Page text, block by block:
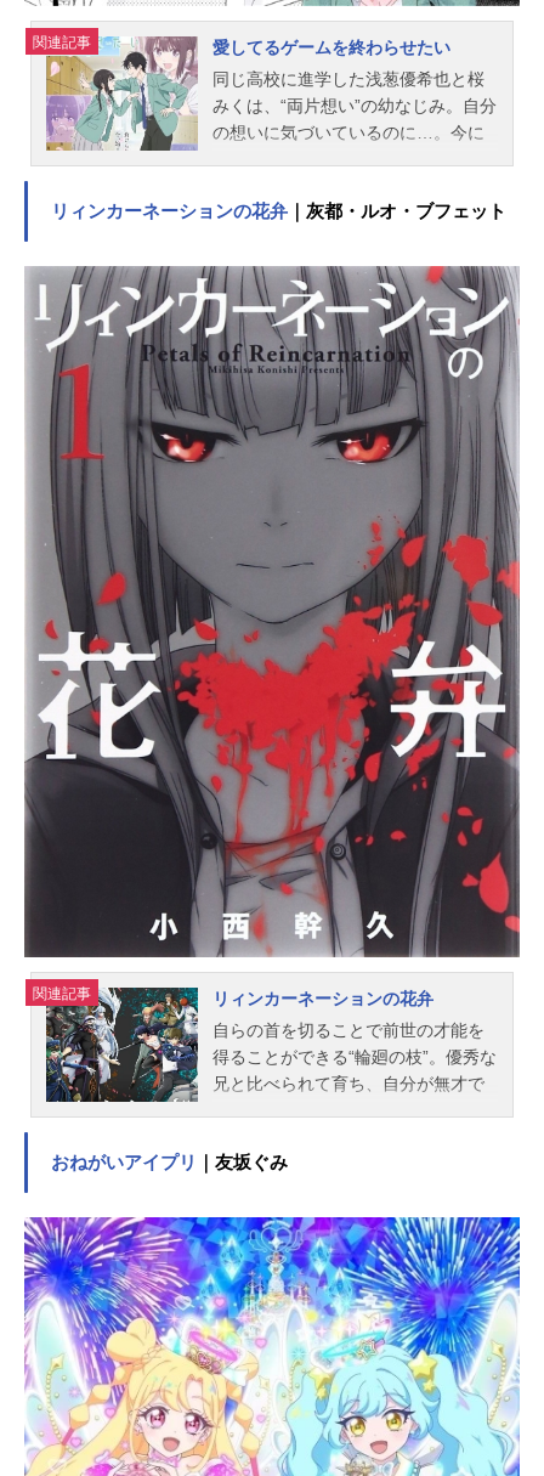
関連記事
愛してるゲームを終わらせたい
同じ高校に進学した浅葱優希也と桜
みくは、“両片想い”の幼なじみ。自分
の想いに気づいているのに…。今に
遠すぎる、優希也とみく。ふたりを
「愛してるゲーム」。交互に「愛し
てる」といって照れたほうが負け。
今でもずっと続ける、意地の張り合
い。愛してるゲームに勝てたら、告
白したい――。愛してるゲームに勝
って、「好き」を認めさせたい―
―。両片想いを卒業するための、あ
りったけの想いを込めた“恋のゲー
ム”がはじまる!!作品名愛してるゲー
ムを終わらせたい放送形態TVアニメ
スケジュール2026年4月14日（火）
～2026年6月30日（火）TOKYOM
X・MBSほか話数全12話キャスト浅
葱優希也：石川界人桜みく：伊藤美
来浅葱若菜：丸岡和佳奈東雲匡琉：
子安武人花葉雛子：小倉唯萌木菜
月：本渡楓千草駆流：福山潤白百合
風音：七瀬彩夏スタッフ原作：堂本
裕貴「愛してるゲームを終わらせた
い」(小学館「サンデーうぇぶり」連
載）監督：谷東シリーズ構成・脚
本：大知慶一郎キャラクターデザイ
ン：福地友樹サブキャラクターデザ
イン：谷川亮介 杉村友和プロップ
デザイン：杉村友和美術監督：西山
正紀色彩設計...
リィンカーネーションの花弁 ｜灰都・ルオ・ブフェット
関連記事
リィンカーネーションの花弁
自らの首を切ることで前世の才能を
得ることができる“輪廻の枝”。優秀な
兄と比べられて育ち、自分が無才で
勉学を最後の砦と決めており、全国
力を持ちながらも満足できずにい
る。そんなある日、クラスメイトで
あり“輪廻の枝”にて前世の才能を得た
「廻り者（まわりもの）」の灰都=ル
オ=ブフェットがシリアルキラーと戦
う場面に遭遇してしまう。作品名リ
ィンカーネーションの花弁放送形態T
Vアニメスケジュール2026年4月2日
（木）～2026年6月25日（木）TOKY
OMX・BS日テレほか話数全13話キャ
おねがいアイプリ ｜友坂ぐみ